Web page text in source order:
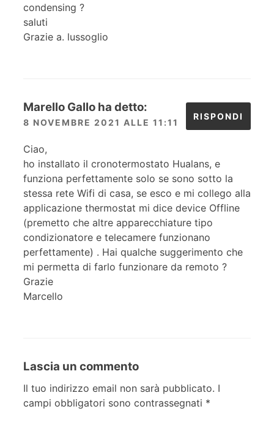
condensing ?
saluti
Grazie a. lussoglio
Marello Gallo ha detto:
8 NOVEMBRE 2021 ALLE 11:11
Ciao,
ho installato il cronotermostato Hualans, e
funziona perfettamente solo se sono sotto la
stessa rete Wifi di casa, se esco e mi collego alla
applicazione thermostat mi dice device Offline
(premetto che altre apparecchiature tipo
condizionatore e telecamere funzionano
perfettamente) . Hai qualche suggerimento che
mi permetta di farlo funzionare da remoto ?
Grazie
Marcello
RISPONDI
Lascia un commento
Il tuo indirizzo email non sarà pubblicato. I
campi obbligatori sono contrassegnati *